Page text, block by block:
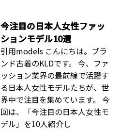
今注目の日本人女性ファッ
ションモデル10選
引用models こんにちは。ブラ
ンド古着のKLDです。 今、ファ
ッション業界の最前線で活躍す
る日本人女性モデルたちが、世
界中で注目を集めています。 今
回は、「今注目の日本人女性モ
デル」を10人紹介し